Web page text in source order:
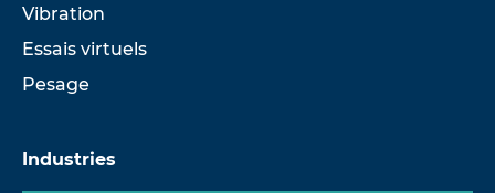
Vibration
Essais virtuels
Pesage
Industries